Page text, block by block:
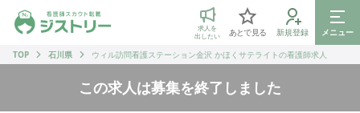
ジストリー 看護師の転職マッチング
求人を
出したい
あとで見る 新規登録
メニュー
TOP
石川県 ウィル訪問看護ステーション金沢 かほくサテライトの看護師求人
この求人は募集を終了しました